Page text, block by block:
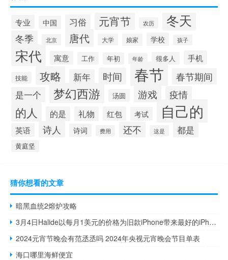
专业 中国 习俗 元宵节 农历 冬天
冬季 北京 唐代 大学 娘家 学校 孩子
宋代 寓意 工作 年初 年龄 很多人 手机
技能 攻略 新年 时间 春节 春节期间
是一个 梦幻西游 汤圆 游戏 疫情
的人 的是 礼物 红包 考试 自己的
英语 诗人 诗词 费用 还不 这是 都是
黄庭坚
猜你想看的文章
暗黑血统2熔炉攻略
3月4日Halide以每月1美元的价格为旧款iPhone带来最好的iPhone13Pro功能
2024元宵节晚会有范丞丞吗 2024年央视元宵晚会节目单表
海口哪里海鲜便宜